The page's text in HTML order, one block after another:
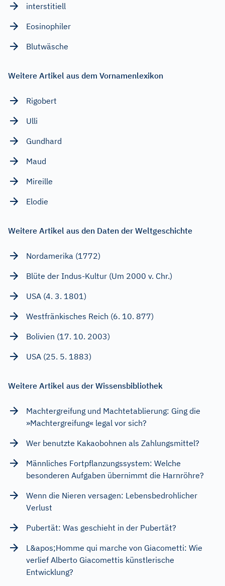
interstitiell
Eosinophiler
Blutwäsche
Weitere Artikel aus dem Vornamenlexikon
Rigobert
Ulli
Gundhard
Maud
Mireille
Elodie
Weitere Artikel aus den Daten der Weltgeschichte
Nordamerika (1772)
Blüte der Indus-Kultur (Um 2000 v. Chr.)
USA (4. 3. 1801)
Westfränkisches Reich (6. 10. 877)
Bolivien (17. 10. 2003)
USA (25. 5. 1883)
Weitere Artikel aus der Wissensbibliothek
Machtergreifung und Machtetablierung: Ging die
»Machtergreifung« legal vor sich?
Wer benutzte Kakaobohnen als Zahlungsmittel?
Männliches Fortpflanzungssystem: Welche
besonderen Aufgaben übernimmt die Harnröhre?
Wenn die Nieren versagen: Lebensbedrohlicher
Verlust
Pubertät: Was geschieht in der Pubertät?
L&apos;Homme qui marche von Giacometti: Wie
verlief Alberto Giacomettis künstlerische
Entwicklung?